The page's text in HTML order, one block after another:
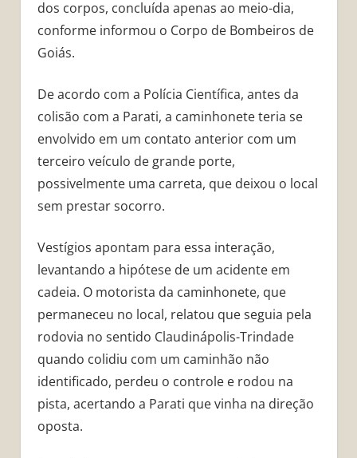
dos corpos, concluída apenas ao meio-dia,
conforme informou o Corpo de Bombeiros de
Goiás.
De acordo com a Polícia Científica, antes da
colisão com a Parati, a caminhonete teria se
envolvido em um contato anterior com um
terceiro veículo de grande porte,
possivelmente uma carreta, que deixou o local
sem prestar socorro.
Vestígios apontam para essa interação,
levantando a hipótese de um acidente em
cadeia. O motorista da caminhonete, que
permaneceu no local, relatou que seguia pela
rodovia no sentido Claudinápolis-Trindade
quando colidiu com um caminhão não
identificado, perdeu o controle e rodou na
pista, acertando a Parati que vinha na direção
oposta.